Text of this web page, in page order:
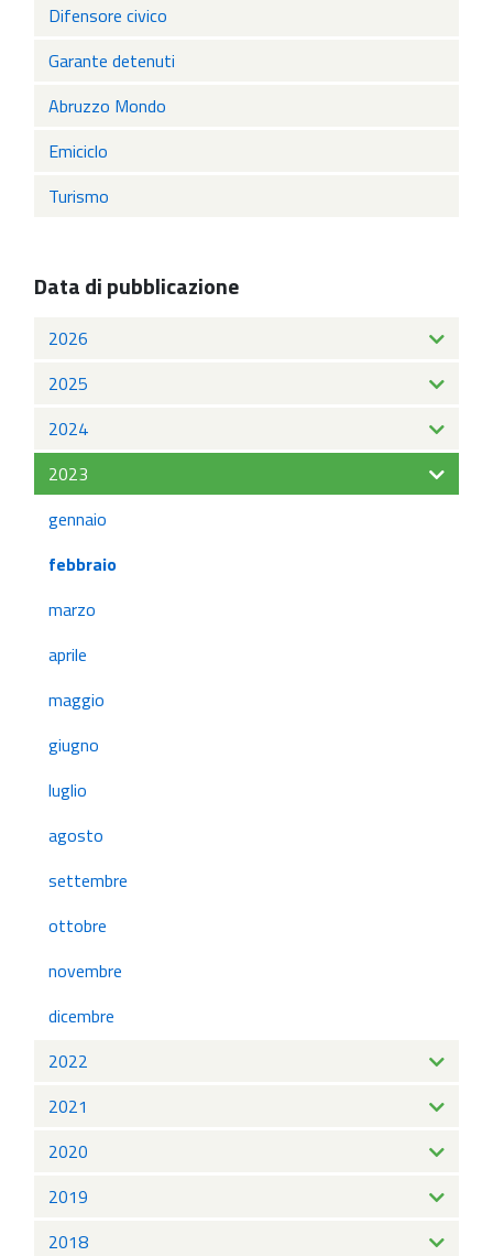
Difensore civico
Garante detenuti
Abruzzo Mondo
Emiciclo
Turismo
Data di pubblicazione
2026
2025
2024
2023
gennaio
febbraio
marzo
aprile
maggio
giugno
luglio
agosto
settembre
ottobre
novembre
dicembre
2022
2021
2020
2019
2018